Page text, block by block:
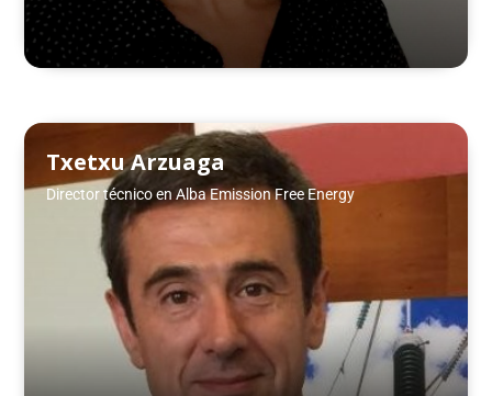
Txetxu Arzuaga
Director técnico en Alba Emission Free Energy